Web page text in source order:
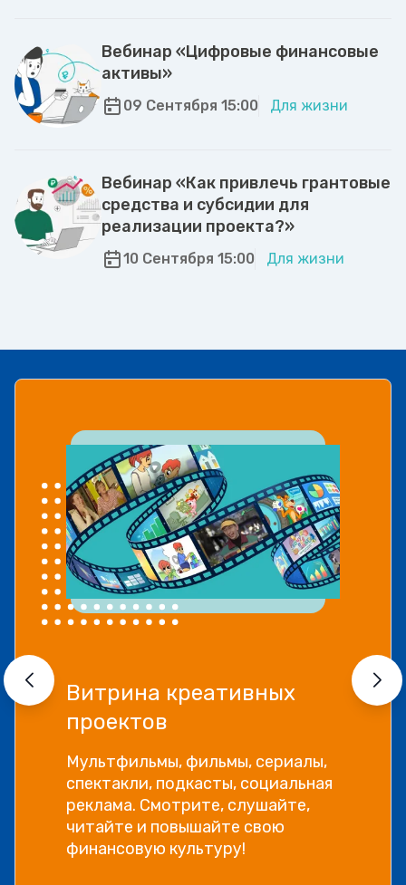
Вебинар «Цифровые финансовые
активы»
09 Сентября 15:00 Для жизни
Вебинар «Как привлечь грантовые
средства и субсидии для
реализации проекта?»
10 Сентября 15:00 Для жизни
Витрина креативных
проектов
Мультфильмы, фильмы, сериалы,
спектакли, подкасты, социальная
реклама. Смотрите, слушайте,
читайте и повышайте свою
финансовую культуру!